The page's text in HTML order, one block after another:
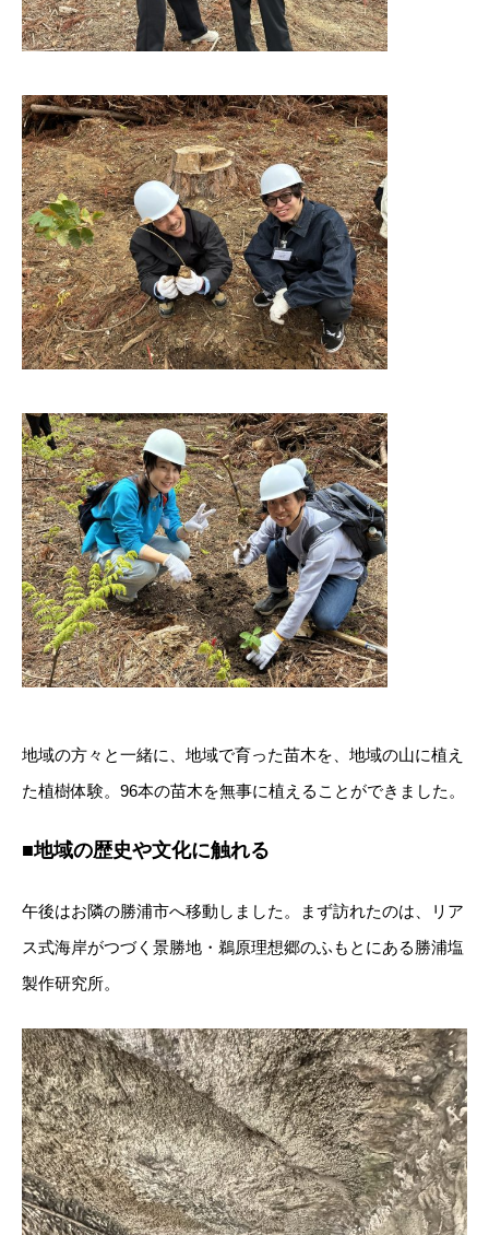
地域の方々と一緒に、地域で育った苗木を、地域の山に植え
た植樹体験。96本の苗木を無事に植えることができました。
■地域の歴史や文化に触れる
午後はお隣の勝浦市へ移動しました。まず訪れたのは、リア
ス式海岸がつづく景勝地・鵜原理想郷のふもとにある勝浦塩
製作研究所。